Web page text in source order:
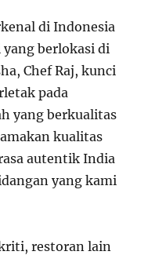
di Indonesia
yang berlokasi di
Chef Raj, kunci
pada
yang berkualitas
kualitas
autentik India
yang kami
restoran lain